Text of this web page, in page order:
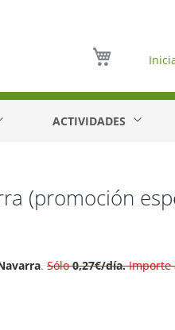
ACTIVIDADES
(promoción
.Sólo0,27€/día.Importe